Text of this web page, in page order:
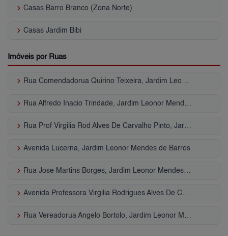
keyboard_arrow_right Casas Barro Branco (Zona Norte)
keyboard_arrow_right Casas Jardim Bibi
Imóveis por Ruas
keyboard_arrow_right Rua Comendadorua Quirino Teixeira, Jardim Leonor Mendes de Barros
keyboard_arrow_right Rua Alfredo Inacio Trindade, Jardim Leonor Mendes de Barros
keyboard_arrow_right Rua Prof Virgilia Rod Alves De Carvalho Pinto, Jardim Leonor Mendes de Barros
keyboard_arrow_right Avenida Lucerna, Jardim Leonor Mendes de Barros
keyboard_arrow_right Rua Jose Martins Borges, Jardim Leonor Mendes de Barros
keyboard_arrow_right Avenida Professora Virgilia Rodrigues Alves De Car, Jardim Leonor Mendes de Barros
keyboard_arrow_right Rua Vereadorua Angelo Bortolo, Jardim Leonor Mendes de Barros